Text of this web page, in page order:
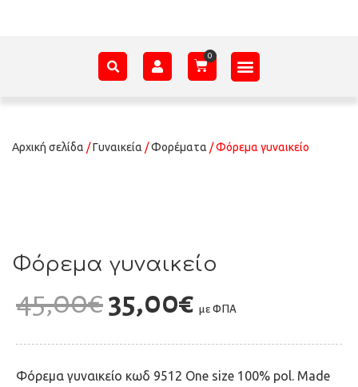
Αρχική σελίδα /Γυναικεία /Φορέματα / Φόρεμα γυναικείο
Φόρεμα γυναικείο
45,00€35,00€ με ΦΠΑ
Φόρεμα γυναικείο κωδ 9512 Οne size 100% pol. Made